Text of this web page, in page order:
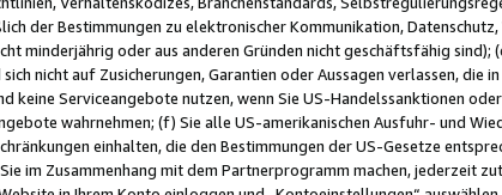
der Bestimmungen zu elektronischer Kommunikation,
minderjährig oder aus anderen Gründen nicht geschäftsfähig
nicht auf Zusicherungen, Garantien oder Aussagen verlassen, die
keine Serviceangebote nutzen, wenn Sie US-Handelssanktionen
wahrnehmen; (f) Sie alle US-amerikanischen Ausfuhr- und
einhalten, die den Bestimmungen der US-Gesetze
im Zusammenhang mit dem Partnerprogramm machen, jederzeit